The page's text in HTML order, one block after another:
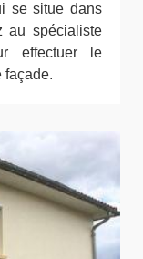
se situe dans
au spécialiste
effectuer le
façade.